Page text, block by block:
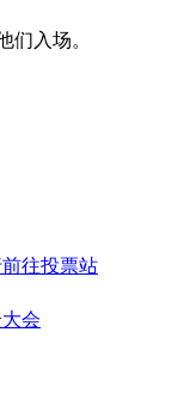
们入场。
前往投票站
会